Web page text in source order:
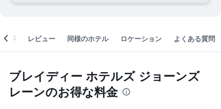
概要 レビュー 同様のホテル ロケーション よくある質問
ブレイディー ホテルズ ジョーンズ
レーンのお得な料金